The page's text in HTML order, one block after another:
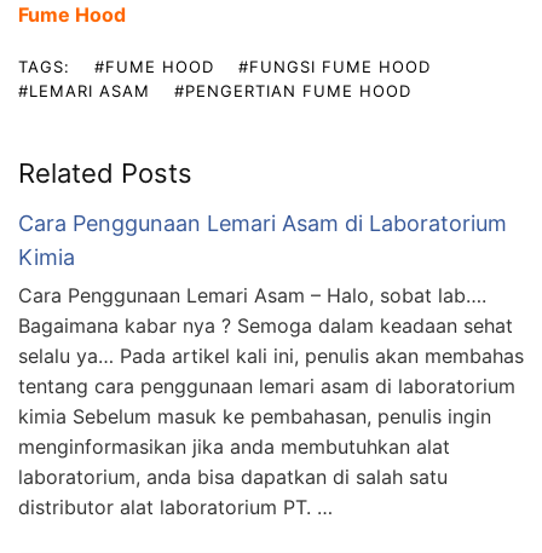
Fume Hood
TAGS: #FUME HOOD
#FUNGSI FUME HOOD
#LEMARI ASAM
#PENGERTIAN FUME HOOD
Related Posts
Cara Penggunaan Lemari Asam di Laboratorium
Kimia
Cara Penggunaan Lemari Asam – Halo, sobat lab….
Bagaimana kabar nya ? Semoga dalam keadaan sehat
selalu ya… Pada artikel kali ini, penulis akan membahas
tentang cara penggunaan lemari asam di laboratorium
kimia Sebelum masuk ke pembahasan, penulis ingin
menginformasikan jika anda membutuhkan alat
laboratorium, anda bisa dapatkan di salah satu
distributor alat laboratorium PT. …